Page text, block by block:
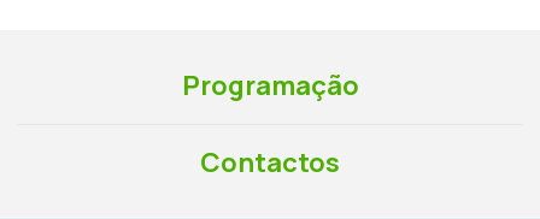
Programação
Contactos